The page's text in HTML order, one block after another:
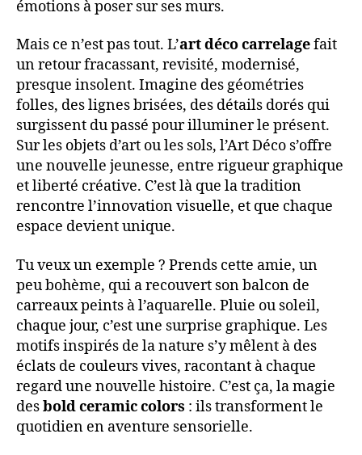
émotions à poser sur ses murs.
Mais ce n’est pas tout. L’art déco carrelagefait
un retour fracassant, revisité, modernisé,
presque insolent. Imagine des géométries
folles, des lignes brisées, des détails dorés qui
surgissent du passé pour illuminer le présent.
Sur les objets d’art ou les sols, l’Art Déco s’offre
une nouvelle jeunesse, entre rigueur graphique
et liberté créative. C’est là que la tradition
rencontre l’innovation visuelle, et que chaque
espace devient unique.
Tu veux un exemple ? Prends cette amie, un
peu bohème, qui a recouvert son balcon de
carreaux peints à l’aquarelle. Pluie ou soleil,
chaque jour, c’est une surprise graphique. Les
motifs inspirés de la nature s’y mêlent à des
éclats de couleurs vives, racontant à chaque
regard une nouvelle histoire. C’est ça, la magie
desbold ceramic colors : ils transforment le
quotidien en aventure sensorielle.